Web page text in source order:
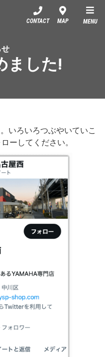
CONTACT MAP MENU
せ
ました!
いろいろつぶやいていこ
ーしてください。